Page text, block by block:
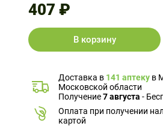
407 ₽
В корзину
Доставка в 141 аптеку в
Московской области
Получение7 августа -
Оплата при получении
картой